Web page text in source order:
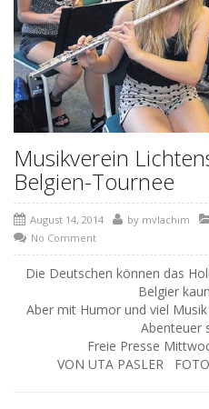
Musikverein
Belgien-Tournee
August 14, 2014 by mvlachim
No Comment
Die Deutschen können das
Belgier
Aber mit Humor und viel
Abenteuer
Freie Presse
VON UTA PASLER